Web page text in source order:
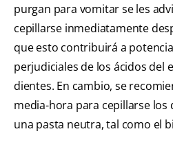
purgan para vomitar se les
cepillarse inmediatamente
que esto contribuirá a
perjudiciales de los ácidos del
dientes. En cambio, se
media-hora para cepillarse los
una pasta neutra, tal como el